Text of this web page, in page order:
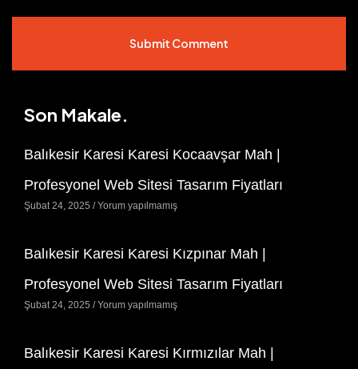
Submit Comment
Son Makale.
Balıkesir Karesi Karesi Kocaavşar Mah |
Profesyonel Web Sitesi Tasarım Fiyatları
Şubat 24, 2025 Yorum yapılmamış
Balıkesir Karesi Karesi Kızpınar Mah |
Profesyonel Web Sitesi Tasarım Fiyatları
Şubat 24, 2025 Yorum yapılmamış
Balıkesir Karesi Karesi Kırmızılar Mah |